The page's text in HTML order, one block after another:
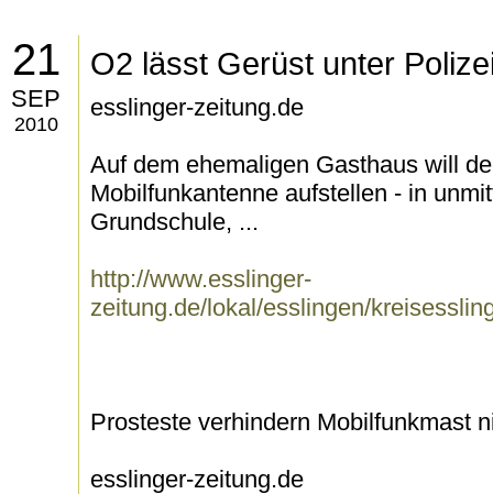
21
SEP
2010
O2 lässt Gerüst unter
esslinger-zeitung.de
Auf dem ehemaligen Gasthaus will
Mobilfunkantenne aufstellen - in
Grundschule, ...
http://www.esslinger-
zeitung.de/lokal/esslingen/
Prosteste verhindern Mobilfunkmast
esslinger-zeitung.de